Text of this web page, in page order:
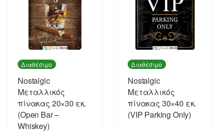
Διαθέσιμο
Nostalgic
Μεταλλικός
πίνακας 20×30 εκ.
(Open Bar –
Whiskey)
Διαθέσιμο
Nostalgic
Μεταλλικός
πίνακας 30×40 εκ.
(VIP Parking Only)